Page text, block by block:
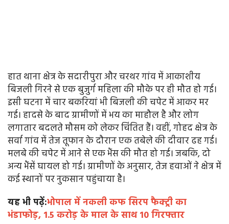
हात थाना क्षेत्र के सदारीपुरा और चरथर गांव में आकाशीय
बिजली गिरने से एक बुजुर्ग महिला की मौके पर ही मौत हो गई।
इसी घटना में चार बकरियां भी बिजली की चपेट में आकर मर
गई। हादसे के बाद ग्रामीणों में भय का माहौल है और लोग
लगातार बदलते मौसम को लेकर चिंतित हैं। वहीं, गोहद क्षेत्र के
सर्वा गांव में तेज तूफान के दौरान एक तबेले की दीवार ढह गई।
मलबे की चपेट में आने से एक भैंस की मौत हो गई। जबकि, दो
अन्य भैंसें घायल हो गई। ग्रामीणों के अनुसार, तेज हवाओं ने क्षेत्र में
कई स्थानों पर नुकसान पहुंचाया है।
यह भी पढ़ें:भोपाल में नकली कफ सिरप फैक्ट्री का
भंडाफोड़, 1.5 करोड़ के माल के साथ 10 गिरफ्तार